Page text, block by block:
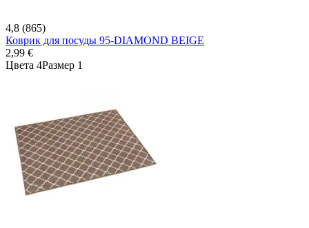
4,8 (865)
Коврик для посуды 95-DIAMOND BEIGE
2,99 €
Цвета 4Размер 1